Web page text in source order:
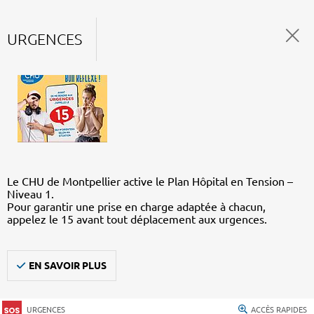
URGENCES
Le CHU de Montpellier active le Plan Hôpital en Tension –
Niveau 1.
Pour garantir une prise en charge adaptée à chacun,
appelez le 15 avant tout déplacement aux urgences.
EN SAVOIR PLUS
URGENCES ACCÈS RAPIDES